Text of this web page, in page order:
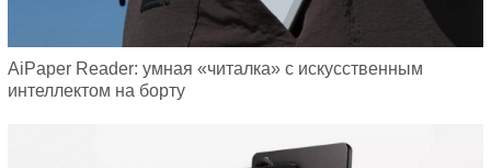
AiPaper Reader: умная «читалка» с искусственным
интеллектом на борту